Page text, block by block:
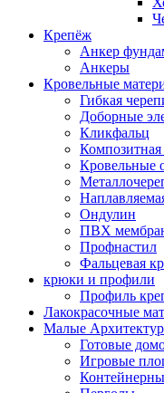
Крепёж
Анкер
Анкеры
Кровельные
Гибкая
Доборные
Кликфальц
Кровельные
Ондулин
ПВХ
Профнастил
Фальцевая
крюки и профили
Профиль
Лакокрасочные
Малые
Готовые
Игровые